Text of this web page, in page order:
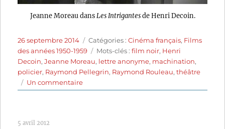
Jeanne Moreau dans Les Intrigantesde Henri Decoin.
Publié
le
26 septembre 2014 Catégories
Catégories :Cinéma français, Films
des années 1950-1959
Étiquettes
Mots-clés :film noir, Henri
Decoin,Jeanne Moreau, lettre anonyme, machination,
policier, Raymond Pellegrin, Raymond Rouleau,théâtre
Un commentairesur
Les
5 avril 2012